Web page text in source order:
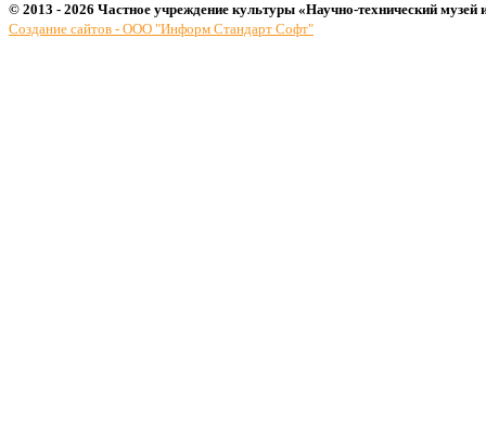
© 2013 - 2026 Частное учреждение культуры «Научно-технический музей
Создание сайтов - ООО "Информ Стандарт Софт"